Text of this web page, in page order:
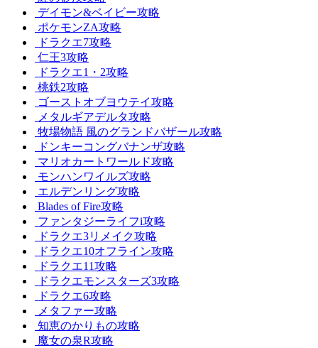
デイモン&ベイビー攻略
ポケモンZA攻略
ドラクエ7攻略
仁王3攻略
ドラクエ1・2攻略
桃鉄2攻略
ゴーストオブヨウテイ攻略
メタルギアデルタ攻略
牧場物語 風のグランドバザール攻略
ドンキーコングバナンザ攻略
マリオカートワールド攻略
モンハンワイルズ攻略
エルデンリング攻略
Blades of Fire攻略
ファンタジーライフi攻略
ドラクエ3リメイク攻略
ドラクエ10オフライン攻略
ドラクエ11攻略
ドラクエモンスターズ3攻略
ドラクエ6攻略
メタファー攻略
知恵のかりもの攻略
魔女の泉R攻略